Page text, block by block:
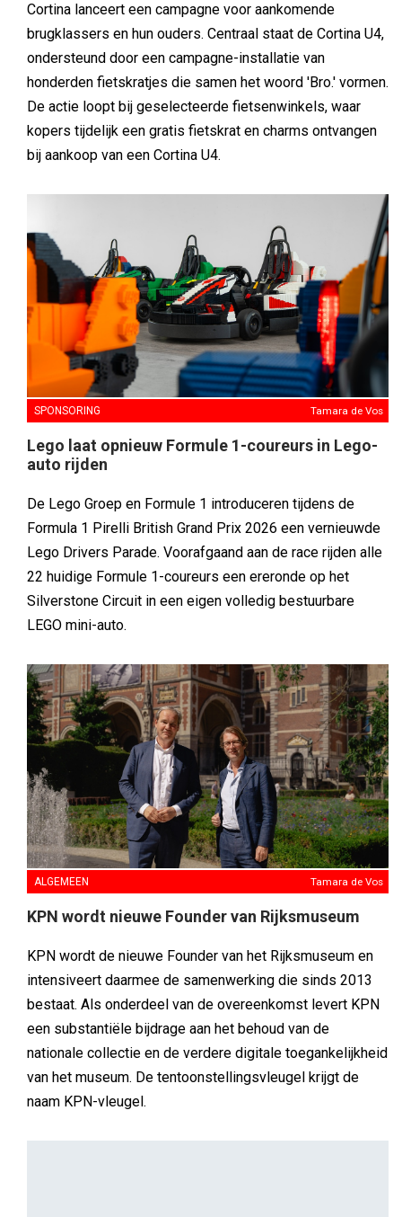
Cortina lanceert een campagne voor aankomende
brugklassers en hun ouders. Centraal staat de Cortina U4,
ondersteund door een campagne-installatie van
honderden fietskratjes die samen het woord 'Bro.' vormen.
De actie loopt bij geselecteerde fietsenwinkels, waar
kopers tijdelijk een gratis fietskrat en charms ontvangen
bij aankoop van een Cortina U4.
SPONSORING Tamara de Vos
Lego laat opnieuw Formule 1-coureurs in Lego-
auto rijden
De Lego Groep en Formule 1 introduceren tijdens de
Formula 1 Pirelli British Grand Prix 2026 een vernieuwde
Lego Drivers Parade. Voorafgaand aan de race rijden alle
22 huidige Formule 1-coureurs een ereronde op het
Silverstone Circuit in een eigen volledig bestuurbare
LEGO mini-auto.
ALGEMEEN Tamara de Vos
KPN wordt nieuwe Founder van Rijksmuseum
KPN wordt de nieuwe Founder van het Rijksmuseum en
intensiveert daarmee de samenwerking die sinds 2013
bestaat. Als onderdeel van de overeenkomst levert KPN
een substantiële bijdrage aan het behoud van de
nationale collectie en de verdere digitale toegankelijkheid
van het museum. De tentoonstellingsvleugel krijgt de
naam KPN-vleugel.